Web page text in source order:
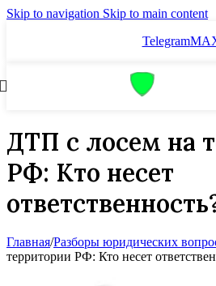
Skip to navigation Skip to main content
Telegram
ДТП с лосем на
РФ: Кто несет
Главная/Разборы юридических
территории РФ: Кто несет